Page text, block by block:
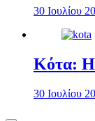
30 Ιουλίου
Κότα: Η
30 Ιουλίου